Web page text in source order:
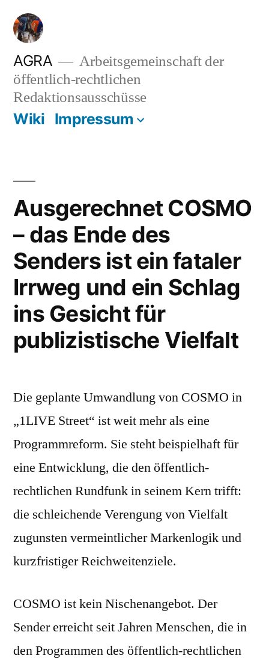
Zum
Inhalt
springen
AGRA
Arbeitsgemeinschaft der
öffentlich-rechtlichen
Redaktionsausschüsse
Wiki Impressum
Ausgerechnet COSMO
– das Ende des
Senders ist ein fataler
Irrweg und ein Schlag
ins Gesicht für
publizistische Vielfalt
Die geplante Umwandlung von COSMO in
„1LIVE Street“ ist weit mehr als eine
Programmreform. Sie steht beispielhaft für
eine Entwicklung, die den öffentlich-
rechtlichen Rundfunk in seinem Kern trifft:
die schleichende Verengung von Vielfalt
zugunsten vermeintlicher Markenlogik und
kurzfristiger Reichweitenziele.
COSMO ist kein Nischenangebot. Der
Sender erreicht seit Jahren Menschen, die in
den Programmen des öffentlich-rechtlichen